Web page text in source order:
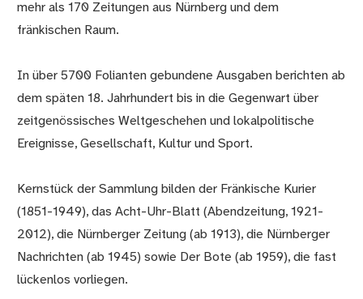
mehr als 170 Zeitungen aus Nürnberg und dem
fränkischen Raum.
In über 5700 Folianten gebundene Ausgaben berichten ab
dem späten 18. Jahrhundert bis in die Gegenwart über
zeitgenössisches Weltgeschehen und lokalpolitische
Ereignisse, Gesellschaft, Kultur und Sport.
Kernstück der Sammlung bilden der Fränkische Kurier
(1851-1949), das Acht-Uhr-Blatt (Abendzeitung, 1921-
2012), die Nürnberger Zeitung (ab 1913), die Nürnberger
Nachrichten (ab 1945) sowie Der Bote (ab 1959), die fast
lückenlos vorliegen.